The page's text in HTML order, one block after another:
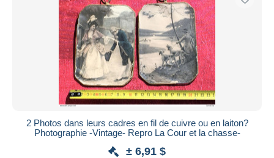
2 Photos dans leurs cadres en fil de cuivre ou en laiton?
Photographie -Vintage- Repro La Cour et la chasse-
± 6,91 $